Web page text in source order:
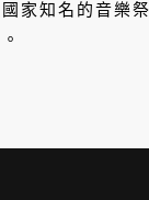
家知名的音樂